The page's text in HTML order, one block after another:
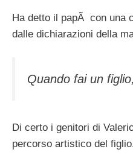
Ha detto il papÃ con una
dalle dichiarazioni della
Quando fai un
Di certo i genitori di
percorso artistico del